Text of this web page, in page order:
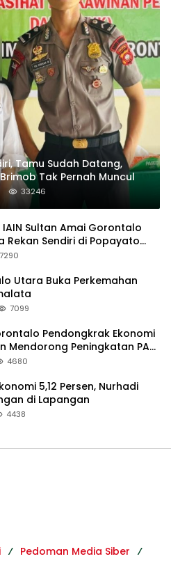
Tamu Sudah Datang,
Tak Pernah Muncul
33246
IAIN Sultan Amai Gorontalo
Rekan Sendiri di Popayato
7290
Utara Buka Perkemahan
7099
Pendongkrak Ekonomi
Mendorong Peningkatan PAD
4680
5,12 Persen, Nurhadi
di Lapangan
4438
Pedoman Media Siber